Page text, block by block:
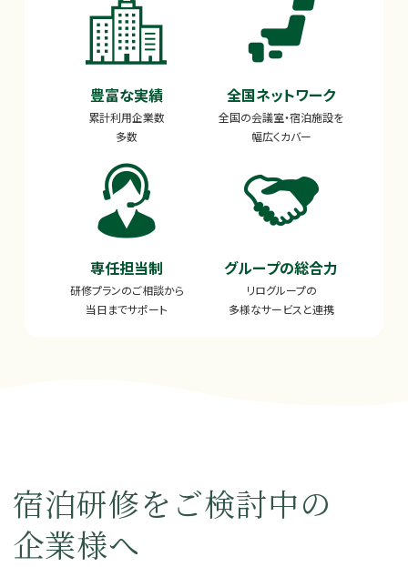
豊富な実績
累計利用企業数
多数
全国ネットワーク
全国の会議室・宿泊施設を
幅広くカバー
専任担当制
研修プランのご相談から
当日までサポート
グループの総合力
リログループの
多様なサービスと連携
宿泊研修をご検討中の
企業様へ